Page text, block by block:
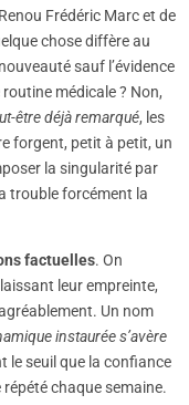
Frédéric Marc et de
chose diffère au
sauf l’évidence
médicale ? Non,
être déjà remarqué, les
forgent, petit à petit, un
la singularité par
trouble forcément la
factuelles. On
leur empreinte,
Un nom
instaurée s’avère
le seuil que la confiance
chaque semaine.